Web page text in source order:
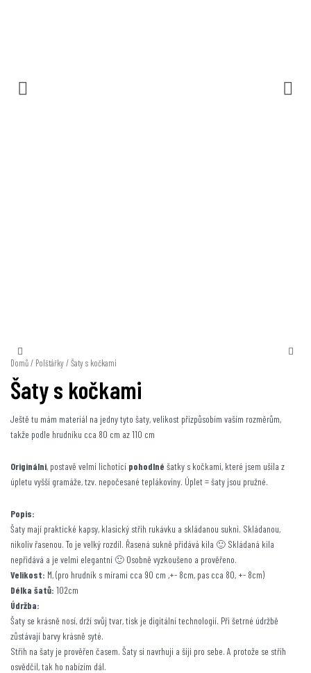
Domů/ Polštářky/ Šaty s kočkami
Šaty s kočkami
Ještě tu mám materiál na jedny tyto šaty, velikost přizpůsobím vaším rozměrům,
takže podle hrudníku cca 80 cm az 110 cm
Originálni, postavě velmi lichotící pohodlné šatky s kočkami, které jsem ušila z
úpletu vyšší gramáže, tzv. nepočesané teplákoviny. Úplet = šaty jsou pružné.
Popis:
Šaty mají praktické kapsy, klasický střih rukávku a skládanou sukni. Skládanou,
nikoliv řasenou. To je velký rozdíl. Řasená sukně přidává kila 🙂 Skládaná kila
nepřidává a je velmi elegantní 🙂 Osobně vyzkoušeno a prověřeno.
Velikost: M, (pro hrudník s mírami cca 90 cm ,+- 8cm, pas cca 80, +- 8cm)
Délka šatů: 102cm
Údržba:
Šaty se krásně nosí, drží svůj tvar, tisk je digitální technologií. Při šetrné údržbě
zůstávají barvy krásně syté.
Střih na šaty je prověřen časem. Šaty si navrhuji a šiji pro sebe. A protože se střih
osvědčil, tak ho nabízím dál.